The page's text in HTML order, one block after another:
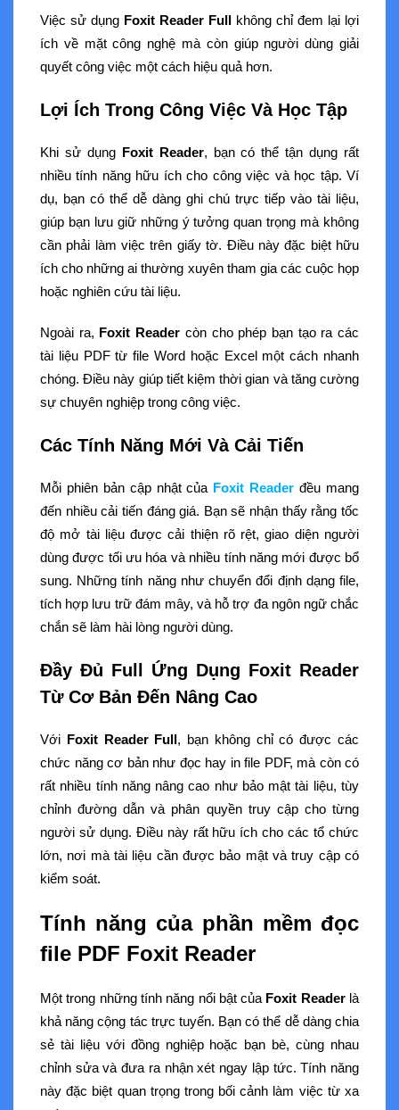
Việc sử dụng Foxit Reader Full không chỉ đem lại lợi
ích về mặt công nghệ mà còn giúp người dùng giải
quyết công việc một cách hiệu quả hơn.
Lợi Ích Trong Công Việc Và Học Tập
Khi sử dụng Foxit Reader, bạn có thể tận dụng rất
nhiều tính năng hữu ích cho công việc và học tập. Ví
dụ, bạn có thể dễ dàng ghi chú trực tiếp vào tài liệu,
giúp bạn lưu giữ những ý tưởng quan trọng mà không
cần phải làm việc trên giấy tờ. Điều này đặc biệt hữu
ích cho những ai thường xuyên tham gia các cuộc họp
hoặc nghiên cứu tài liệu.
Ngoài ra, Foxit Reader còn cho phép bạn tạo ra các
tài liệu PDF từ file Word hoặc Excel một cách nhanh
chóng. Điều này giúp tiết kiệm thời gian và tăng cường
sự chuyên nghiệp trong công việc.
Các Tính Năng Mới Và Cải Tiến
Mỗi phiên bản cập nhật của Foxit Reader đều mang
đến nhiều cải tiến đáng giá. Bạn sẽ nhận thấy rằng tốc
độ mở tài liệu được cải thiện rõ rệt, giao diện người
dùng được tối ưu hóa và nhiều tính năng mới được bổ
sung. Những tính năng như chuyển đổi định dạng file,
tích hợp lưu trữ đám mây, và hỗ trợ đa ngôn ngữ chắc
chắn sẽ làm hài lòng người dùng.
Đầy Đủ Full Ứng Dụng Foxit Reader
Từ Cơ Bản Đến Nâng Cao
Với Foxit Reader Full, bạn không chỉ có được các
chức năng cơ bản như đọc hay in file PDF, mà còn có
rất nhiều tính năng nâng cao như bảo mật tài liệu, tùy
chỉnh đường dẫn và phân quyền truy cập cho từng
người sử dụng. Điều này rất hữu ích cho các tổ chức
lớn, nơi mà tài liệu cần được bảo mật và truy cập có
kiểm soát.
Tính năng của phần mềm đọc
file PDF Foxit Reader
Một trong những tính năng nổi bật của Foxit Readerlà
khả năng cộng tác trực tuyến. Bạn có thể dễ dàng chia
sẻ tài liệu với đồng nghiệp hoặc bạn bè, cùng nhau
chỉnh sửa và đưa ra nhận xét ngay lập tức. Tính năng
này đặc biệt quan trọng trong bối cảnh làm việc từ xa